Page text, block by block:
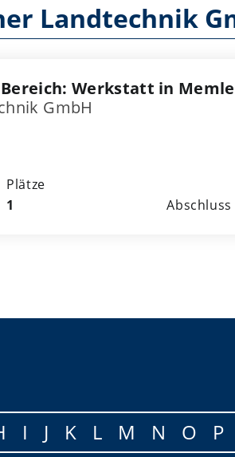
Landtechnik
Werkstatt in
GmbH
Plätze
1
Abschluss
I J K L M N O P